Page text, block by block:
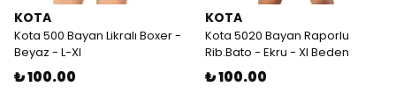
KOTA
Kota 500 Bayan Likralı Boxer -
Beyaz - L-Xl
₺ 100.00
KOTA
Kota 5020 Bayan Raporlu
Rib.Bato - Ekru - Xl Beden
₺ 100.00